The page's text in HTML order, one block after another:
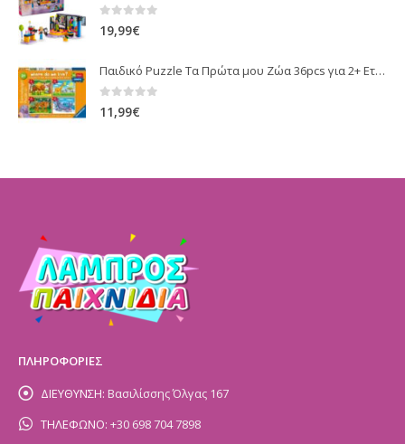
0 out of 5
19,99€
Παιδικό Puzzle Τα Πρώτα μου Ζώα 36pcs για 2+ Ετών Ravensburger
0 out of 5
11,99€
ΠΛΗΡΟΦΟΡΙΕΣ
ΔΙΕΥΘΥΝΣΗ: Βασιλίσσης Όλγας 167
ΤΗΛΕΦΩΝΟ: +30 698 704 7898